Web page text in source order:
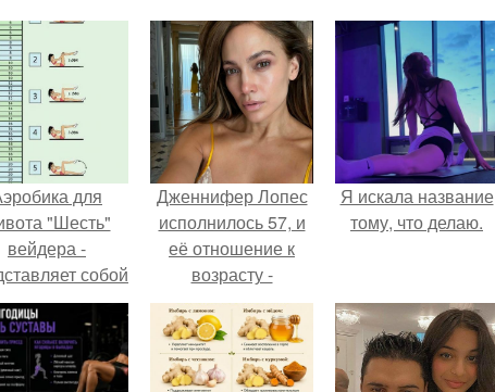
для
"Шесть"
вейдера -
собой
упражнений,
вызывают
жира в
живота и
Дженнифер Лопес
исполнилось 57, и
её отношение к
возрасту -
настоящий
манифест
уверенности: "не
говорите, что я
Я искала название
тому, что делаю.